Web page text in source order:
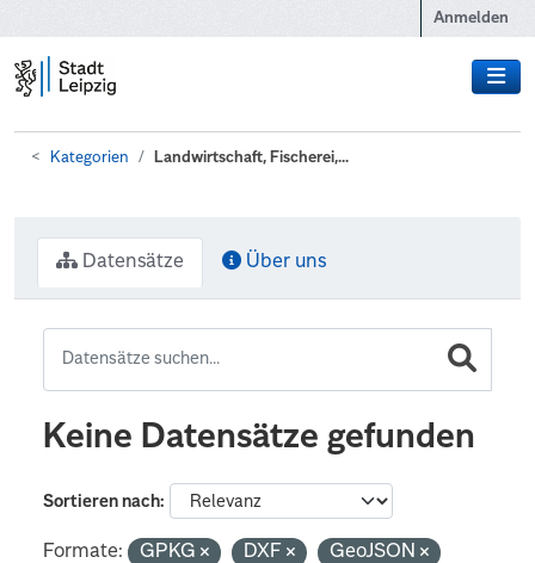
Anmelden
Kategorien Landwirtschaft, Fischerei,...
Datensätze Über uns
Keine Datensätze gefunden
Sortieren nach
Formate: GPKG DXF
GeoJSON